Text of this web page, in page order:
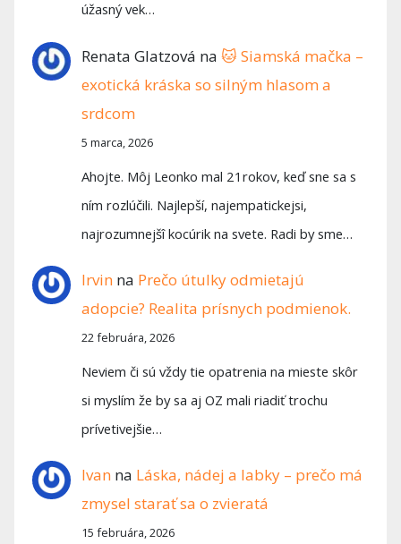
úžasný vek…
Renata Glatzová na🐱 Siamská mačka –
exotická kráska so silným hlasom a
srdcom
5 marca, 2026
Ahojte. Môj Leonko mal 21rokov, keď sne sa s
ním rozlúčili. Najlepší, najempatickejsi,
najrozumnejšî kocúrik na svete. Radi by sme…
Irvin na Prečo útulky odmietajú
adopcie? Realita prísnych podmienok.
22 februára, 2026
Neviem či sú vždy tie opatrenia na mieste skôr
si myslím že by sa aj OZ mali riadiť trochu
prívetivejšie…
Ivan na Láska, nádej a labky – prečo má
zmysel starať sa o zvieratá
15 februára, 2026